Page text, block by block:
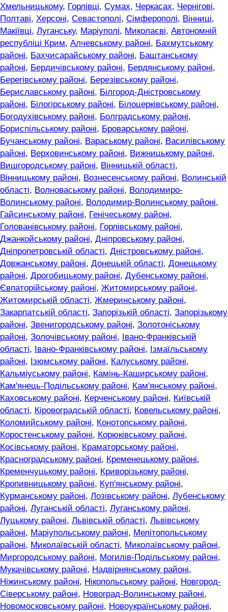
Хмельницькому, Горлівці, Сумах, Черкасах, Чернігові,
Полтаві, Херсоні, Севастополі, Сімферополі, Вінниці,
Макіївці, Луганську, Маріуполі, Миколаєві, Автономній
республіці Крим, Алчевському районі, Бахмутському
районі, Бахчисарайському районі, Баштанському
районі, Бердичівському районі, Бердянському районі,
Берегівському районі, Березівському районі,
Бериславському районі, Білгород-Дністровському
районі, Білогірському районі, Білоцерківському районі,
Богодухівському районі, Болградському районі,
Бориспільському районі, Броварському районі,
Бучанському районі, Вараському районі, Василівському
районі, Верховинському районі, Вижницькому районі,
Вишгородському районі, Вінницькій області,
Вінницькому районі, Вознесенському районі, Волинській
області, Волноваському районі, Володимиро-
Волинському районі, Володимир-Волинському районі,
Гайсинському районі, Генічеському районі,
Голованівському районі, Горлівському районі,
Джанкойському районі, Дніпровському районі,
Дніпропетровській області, Дністровському районі,
Довжанському районі, Донецькій області, Донецькому
районі, Дрогобицькому районі, Дубенському районі,
Євпаторійському районі, Житомирському районі,
Житомирській області, Жмеринському районі,
Закарпатській області, Запорізькій області, Запорізькому
районі, Звенигородському районі, Золотоніському
районі, Золочівському районі,
Івано-Франківській
області, Івано-Франківському районі, Ізмаїльському
районі, Ізюмському районі, Калуському районі,
Кальміуському районі, Камінь-Каширському районі,
Кам'янець-Подільському районі, Кам'янському районі,
Каховському районі, Керченському районі, Київській
області, Кіровоградській області, Ковельському районі,
Коломийському районі, Конотопському районі,
Коростенському районі, Корюківському районі,
Косівському районі, Краматорському районі,
Красноградському районі, Кременецькому районі,
Кременчуцькому районі, Криворізькому районі,
Кропивницькому районі, Куп'янському районі,
Курманському районі, Лозівському районі, Лубенському
районі, Луганській області, Луганському районі,
Луцькому районі, Львівській області, Львівському
районі, Маріупольському районі, Мелітопольському
районі, Миколаївській області, Миколаївському районі,
Миргородському районі, Могилів-Подільському районі,
Мукачівському районі, Надвірнянському районі,
Ніжинському районі, Нікопольському районі, Новгород-
Сіверському районі, Новоград-Волинському районі,
Новомосковському районі, Новоукраїнському районі,